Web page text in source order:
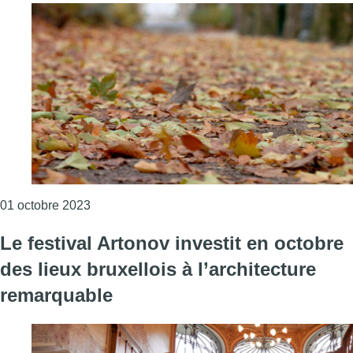
01 octobre 2023Consulter l'article "1er octobre : ce qui change
Le festival Artonov investit en octobre
des lieux bruxellois à l’architecture
remarquable